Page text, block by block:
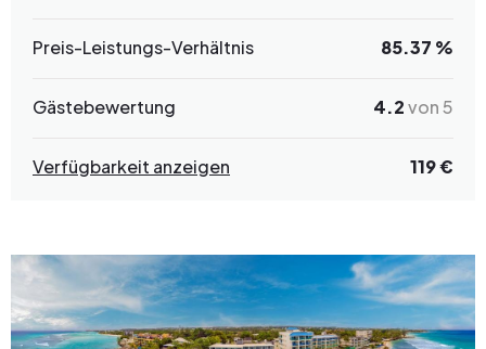
Preis-Leistungs-Verhältnis 85.37 %
Gästebewertung 4.2von 5
Verfügbarkeit anzeigen 119 €